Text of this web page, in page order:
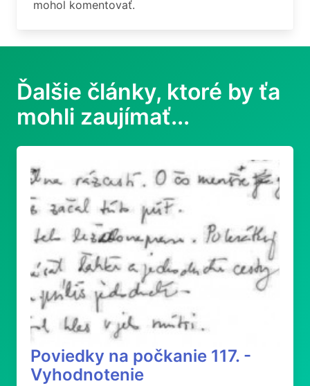
mohol komentovať.
Ďalšie články, ktoré by ťa
mohli zaujímať...
Poviedky na počkanie 117. -
Vyhodnotenie